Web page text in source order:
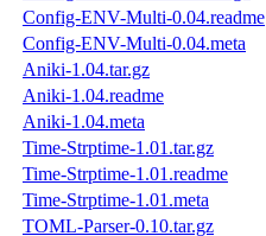
Config-ENV-Multi-0.04.readme
Config-ENV-Multi-0.04.meta
Aniki-1.04.tar.gz
Aniki-1.04.readme
Aniki-1.04.meta
Time-Strptime-1.01.tar.gz
Time-Strptime-1.01.readme
Time-Strptime-1.01.meta
TOML-Parser-0.10.tar.gz